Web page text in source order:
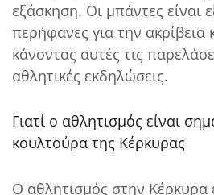
εξάσκηση. Οι μπάντες είναι
περήφανες για την ακρίβεια
κάνοντας αυτές τις
αθλητικές εκδηλώσεις.
Γιατί ο αθλητισμός είναι
κουλτούρα της Κέρκυρας
Ο αθλητισμός στην Κέρκυρα